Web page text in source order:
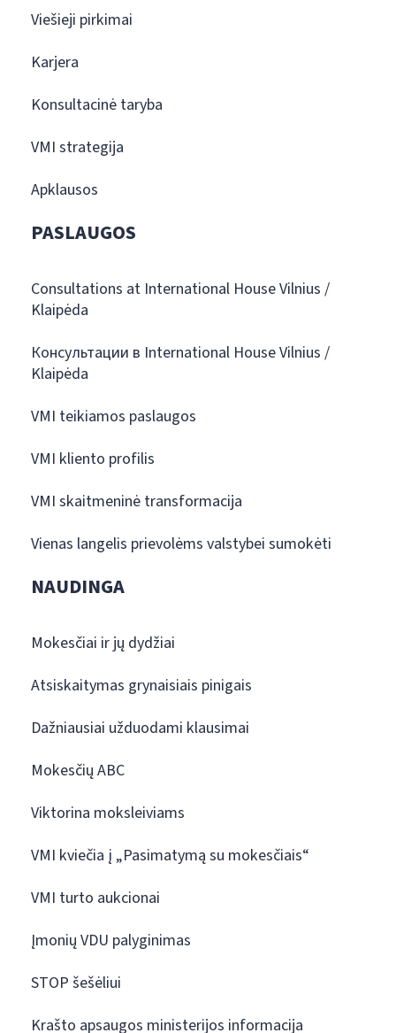
Viešieji pirkimai
Karjera
Konsultacinė taryba
VMI strategija
Apklausos
PASLAUGOS
Consultations at International House Vilnius /
Klaipėda
Консультации в International House Vilnius /
Klaipėda
VMI teikiamos paslaugos
VMI kliento profilis
VMI skaitmeninė transformacija
Vienas langelis prievolėms valstybei sumokėti
NAUDINGA
Mokesčiai ir jų dydžiai
Atsiskaitymas grynaisiais pinigais
Dažniausiai užduodami klausimai
Mokesčių ABC
Viktorina moksleiviams
VMI kviečia į „Pasimatymą su mokesčiais“
VMI turto aukcionai
Įmonių VDU palyginimas
STOP šešėliui
Krašto apsaugos ministerijos informacija